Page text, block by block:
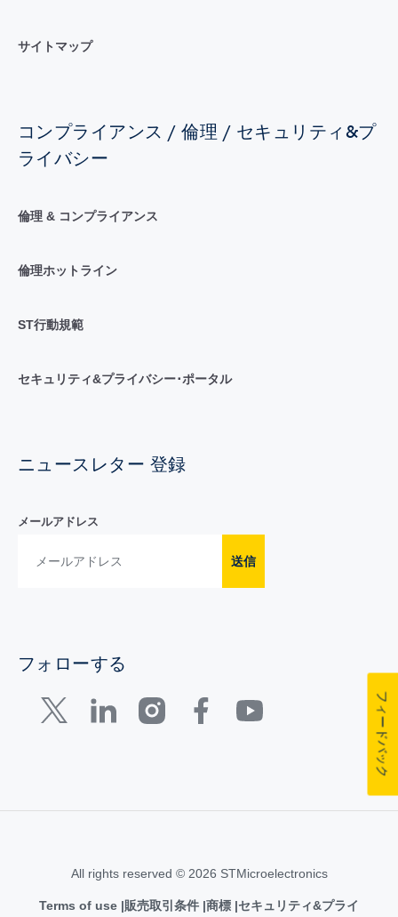
サイトマップ
コンプライアンス / 倫理 / セキュリティ&プ
ライバシー
倫理 & コンプライアンス
倫理ホットライン
ST行動規範
セキュリティ&プライバシー･ポータル
ニュースレター 登録
メールアドレス
送信
フォローする
All rights reserved © 2026 STMicroelectronics
Terms of use 販売取引条件 商標 セキュリティ&プライ
フィードバック